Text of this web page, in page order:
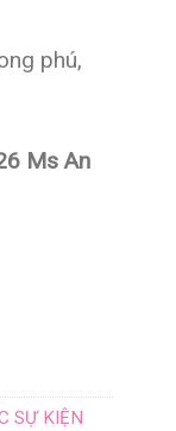
phú,
Ms An
SỰ KIỆN